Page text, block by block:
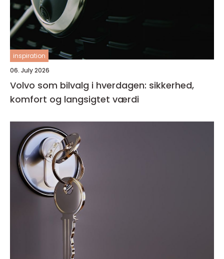
inspiration
06. July 2026
Volvo som bilvalg i hverdagen: sikkerhed,
komfort og langsigtet værdi